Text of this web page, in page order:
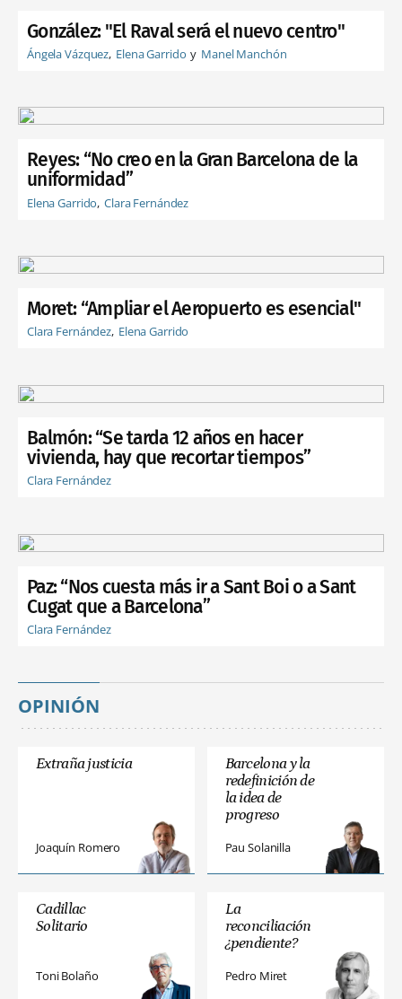
González: "El Raval será el nuevo centro"
Ángela Vázquez Elena Garrido Manel Manchón
Reyes: “No creo en la Gran Barcelona de la
uniformidad”
Elena Garrido Clara Fernández
Moret: “Ampliar el Aeropuerto es esencial"
Clara Fernández Elena Garrido
Balmón: “Se tarda 12 años en hacer
vivienda, hay que recortar tiempos”
Clara Fernández
Paz: “Nos cuesta más ir a Sant Boi o a Sant
Cugat que a Barcelona”
Clara Fernández
OPINIÓN
Extraña justicia
Joaquín Romero
Barcelona y la
redefinición de
la idea de
progreso
Pau Solanilla
Cadillac
Solitario
Toni Bolaño
La
reconciliación
¿pendiente?
Pedro Miret